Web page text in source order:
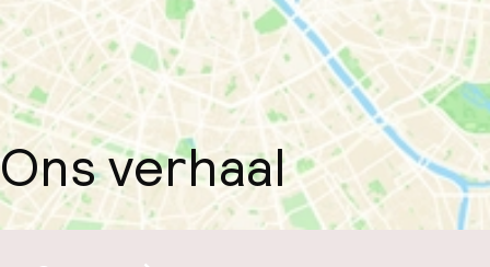
Ons verhaal